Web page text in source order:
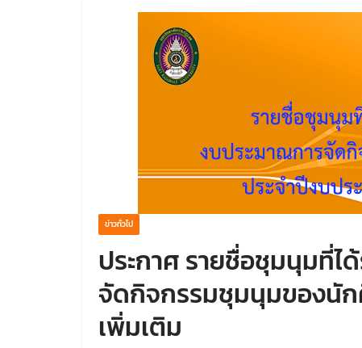
ข่าวทั่วไป
ประกาศ รายชื่อชุมนุมที่
จัดกิจกรรมชุมนุมของนัก
เพิ่มเติม